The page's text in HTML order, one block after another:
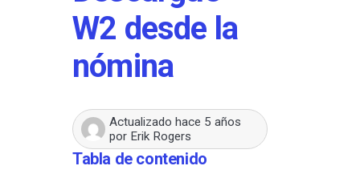
W2 desde la
nómina
Actualizado hace 5 años
por Erik Rogers
Tabla de contenido